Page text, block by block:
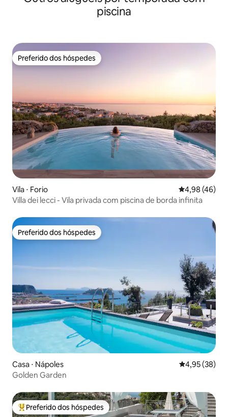
piscina
Preferido dos hóspedes
Preferido dos hóspedes
Vila ⋅ Forio 4,98 de uma
4,98 (46)
Villa dei lecci - Vila privada com piscina de borda infinita
Preferido dos hóspedes
Preferido dos hóspedes
Casa ⋅ Nápoles 4,95 de uma
4,95 (38)
Golden Garden
Entre os melhores preferidos dos hóspedes
Preferido dos hóspedes